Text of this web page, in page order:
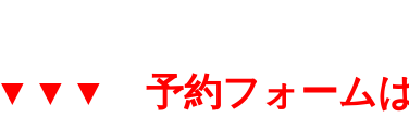
▼▼▼ 予約フォーム